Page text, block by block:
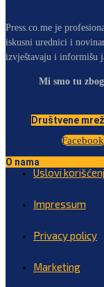
Press.co.me je
iskusni urednici i
izvještavaju i informišu
Mi smo tu
Društvene
Facebook
O nama
Uslovi
Impressum
Privacy policy
Marketing